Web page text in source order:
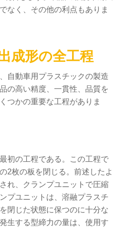
なく、その他の利点もありま
成形の全工程
自動車用プラスチックの製造
の高い精度、一貫性、品質を
つかの重要な工程がありま
初の工程である。この工程で
2枚の板を閉じる。前述したよ
れ、クランプユニットで圧縮
プユニットは、溶融プラスチ
閉じた状態に保つのに十分な
生する型締力の量は、使用す